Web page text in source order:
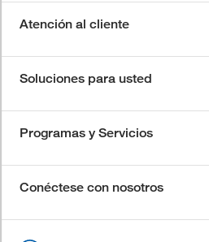
Atención al cliente
Soluciones para usted
Programas y Servicios
Conéctese con nosotros